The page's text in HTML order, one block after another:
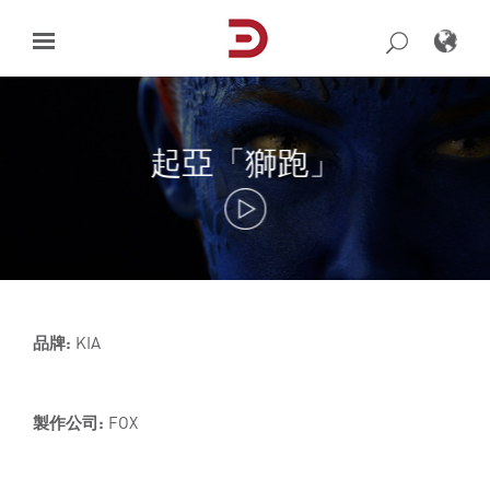
content
起亞「獅跑」
品牌: KIA
製作公司: FOX